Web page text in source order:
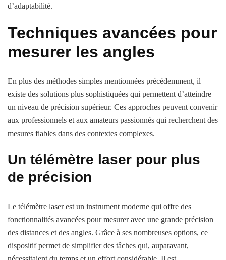
d’adaptabilité.
Techniques avancées pour
mesurer les angles
En plus des méthodes simples mentionnées précédemment, il
existe des solutions plus sophistiquées qui permettent d’atteindre
un niveau de précision supérieur. Ces approches peuvent convenir
aux professionnels et aux amateurs passionnés qui recherchent des
mesures fiables dans des contextes complexes.
Un télémètre laser pour plus
de précision
Le télémètre laser est un instrument moderne qui offre des
fonctionnalités avancées pour mesurer avec une grande précision
des distances et des angles. Grâce à ses nombreuses options, ce
dispositif permet de simplifier des tâches qui, auparavant,